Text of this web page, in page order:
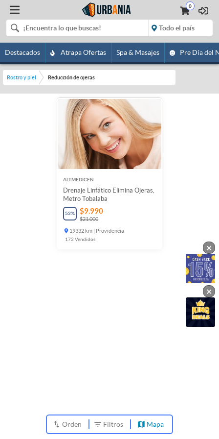
0
Destacados Atrapa Ofertas Spa & Masajes Pre Día del
Rostro y piel Reducción de ojeras
ALTMEDICEN
Drenaje Linfático Elimina Ojeras,
Metro Tobalaba
52% $9.990
$21.000
19332 km | Providencia
172Vendidos
Orden Filtros Mapa
×
×